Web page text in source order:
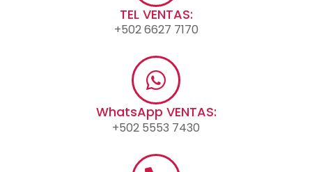
TEL VENTAS:
+502 6627 7170
WhatsApp VENTAS:
+502 5553 7430